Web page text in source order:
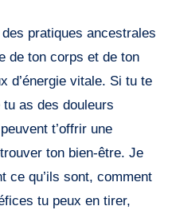
de ton corps et de ton
d’énergie vitale. Si tu te
as des douleurs
t’offrir une
ton bien-être. Je
ce qu’ils sont, comment
tu peux en tirer,